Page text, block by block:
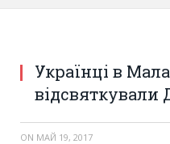
Українці в
ON МАЙ 19, 2017